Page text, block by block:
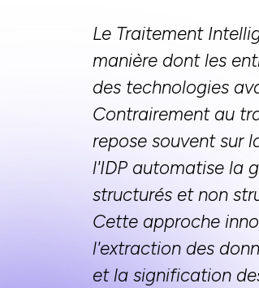
Le Traitement
manière dont les
des technologies
Contrairement au
repose souvent sur
l'IDP automatise la
structurés et non
Cette approche
l'extraction des
et la signification